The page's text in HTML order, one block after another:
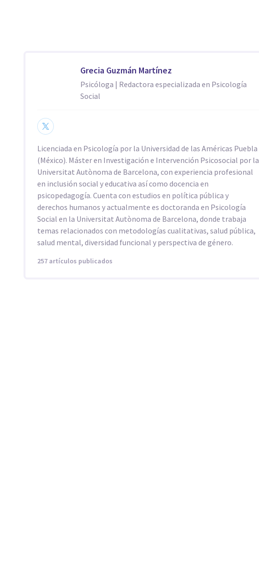
Grecia Guzmán Martínez
Psicóloga | Redactora especializada en Psicología
Social
Licenciada en Psicología por la Universidad de las Américas Puebla
(México). Máster en Investigación e Intervención Psicosocial por la
Universitat Autònoma de Barcelona, con experiencia profesional
en inclusión social y educativa así como docencia en
psicopedagogía. Cuenta con estudios en política pública y
derechos humanos y actualmente es doctoranda en Psicología
Social en la Universitat Autònoma de Barcelona, donde trabaja
temas relacionados con metodologías cualitativas, salud pública,
salud mental, diversidad funcional y perspectiva de género.
257 artículos publicados